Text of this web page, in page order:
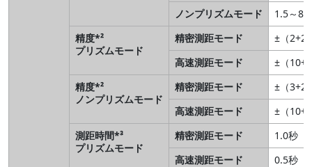
ノンプリズムモード
1.5～
精度*²
プリズムモード
精密測距モード
±（
高速測距モード
±（
精度*²
ノンプリズムモード
精密測距モード
±（
高速測距モード
±（
測距時間*³
プリズムモード
精密測距モード
1.0秒
高速測距モード
0.5秒